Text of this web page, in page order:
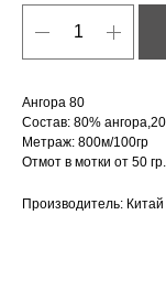
Ангора 80
Состав: 80%
Метраж: 800м/100гр
Отмот в мотки от 50 гр.
Производитель: Китай